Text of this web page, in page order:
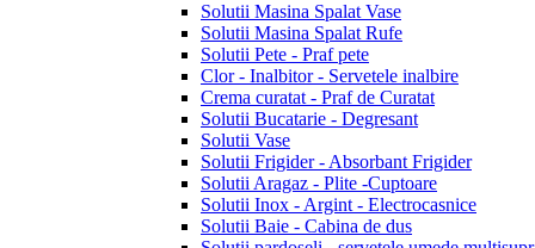
Solutii Masina Spalat Vase
Solutii Masina Spalat Rufe
Solutii Pete - Praf pete
Clor - Inalbitor - Servetele inalbire
Crema curatat - Praf de Curatat
Solutii Bucatarie - Degresant
Solutii Vase
Solutii Frigider - Absorbant Frigider
Solutii Aragaz - Plite -Cuptoare
Solutii Inox - Argint - Electrocasnice
Solutii Baie - Cabina de dus